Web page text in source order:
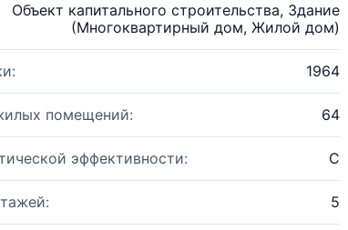
Объект капитального строительства, Здание
(Многоквартирный дом, Жилой дом)
1964
помещений: 64
эффективности: C
5